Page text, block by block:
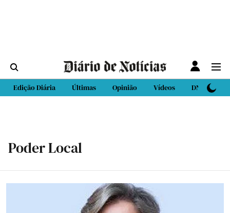
Edição Diária Últimas Opinião Vídeos DN Sport
Poder Local